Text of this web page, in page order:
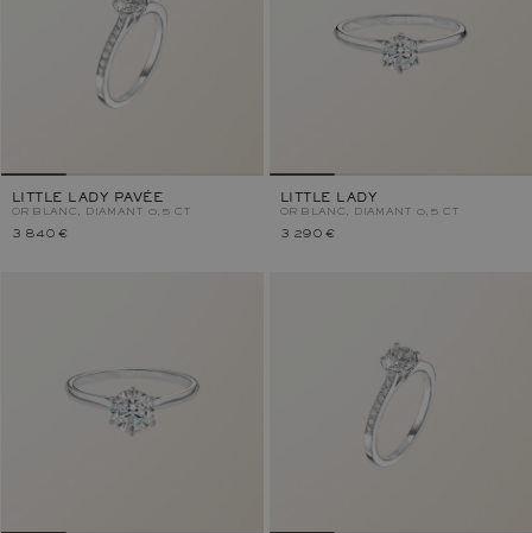
LITTLE LADY PAVÉE
OR BLANC, DIAMANT 0,5 CT
3 840 €
LITTLE LADY
OR BLANC, DIAMANT 0,5 CT
3 290 €